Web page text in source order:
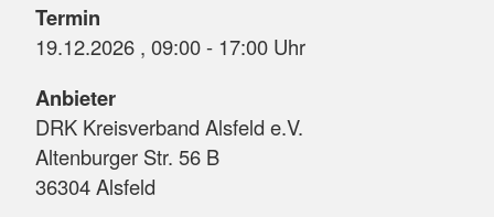
Termin
19.12.2026 , 09:00 - 17:00 Uhr
Anbieter
DRK Kreisverband Alsfeld e.V.
Altenburger Str. 56 B
36304 Alsfeld